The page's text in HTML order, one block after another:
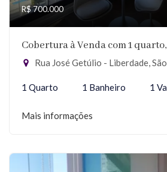
R$ 700.000
Cobertura à Venda com 1 quarto,
Rua José Getúlio - Liberdade,
1 Quarto 1 Banheiro 1
Mais informações